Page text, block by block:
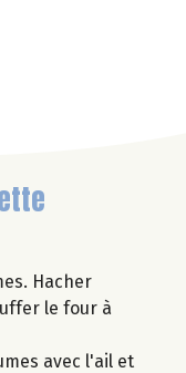
Hacher
le four à
avec l'ail et